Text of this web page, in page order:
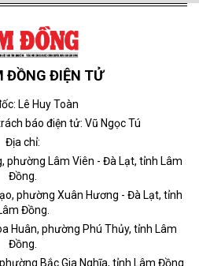
ĐỒNG ĐIỆN TỬ
Lê Huy Toàn
báo điện tử: Vũ Ngọc Tú
Địa chỉ:
phường Lâm Viên - Đà Lạt, tỉnh Lâm
Đồng.
phường Xuân Hương - Đà Lạt, tỉnh
Đồng.
Huân, phường Phú Thủy, tỉnh Lâm
Đồng.
Bắc Gia Nghĩa, tỉnh Lâm Đồng.